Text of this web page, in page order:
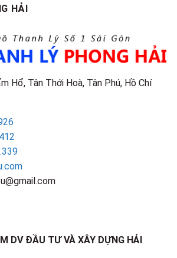
HẢI
Hổ, Tân Thới Hoà, Tân Phú, Hồ Chí
DV ĐẦU TƯ VÀ XÂY DỰNG HẢI